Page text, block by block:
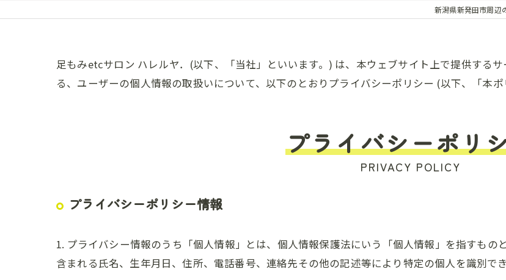
新潟県新発田市周辺
足もみetcサロン ハレルヤ．(以下、「当社」といいます。) は、本ウェブサイト上で提供する
る、ユーザーの個人情報の取扱いについて、以下のとおりプライバシーポリシー (以下、「本ポ
プライバシーポリ
PRIVACY POLICY
プライバシーポリシー情報
1. プライバシー情報のうち「個人情報」とは、個人情報保護法にいう「個人情報」を指すもの
含まれる氏名、生年月日、住所、電話番号、連絡先その他の記述等により特定の個人を識別で